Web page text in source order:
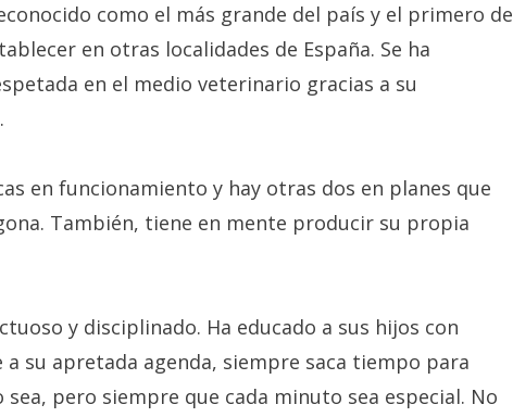
como el más grande del país y el primero de
en otras localidades de España. Se ha
en el medio veterinario gracias a su
en funcionamiento y hay otras dos en planes que
También, tiene en mente producir su propia
y disciplinado. Ha educado a sus hijos con
a su apretada agenda, siempre saca tiempo para
pero siempre que cada minuto sea especial. No